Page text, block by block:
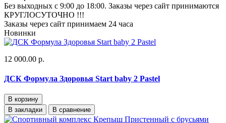
Без выходных с 9:00 до 18:00. Заказы через сайт принимаются
КРУГЛОСУТОЧНО !!!
Заказы через сайт принимаем 24 часа
Новинки
12 000.00 р.
ДСК Формула Здоровья Start baby 2 Pastel
В корзину
В закладки
В сравнение